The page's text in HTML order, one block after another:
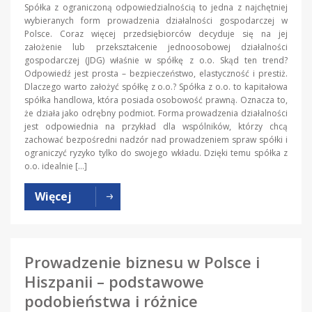
Spółka z ograniczoną odpowiedzialnością to jedna z najchętniej
wybieranych form prowadzenia działalności gospodarczej w
Polsce. Coraz więcej przedsiębiorców decyduje się na jej
założenie lub przekształcenie jednoosobowej działalności
gospodarczej (JDG) właśnie w spółkę z o.o. Skąd ten trend?
Odpowiedź jest prosta – bezpieczeństwo, elastyczność i prestiż.
Dlaczego warto założyć spółkę z o.o.? Spółka z o.o. to kapitałowa
spółka handlowa, która posiada osobowość prawną. Oznacza to,
że działa jako odrębny podmiot. Forma prowadzenia działalności
jest odpowiednia na przykład dla wspólników, którzy chcą
zachować bezpośredni nadzór nad prowadzeniem spraw spółki i
ograniczyć ryzyko tylko do swojego wkładu. Dzięki temu spółka z
o.o. idealnie […]
Więcej
Prowadzenie biznesu w Polsce i
Hiszpanii – podstawowe
podobieństwa i różnice